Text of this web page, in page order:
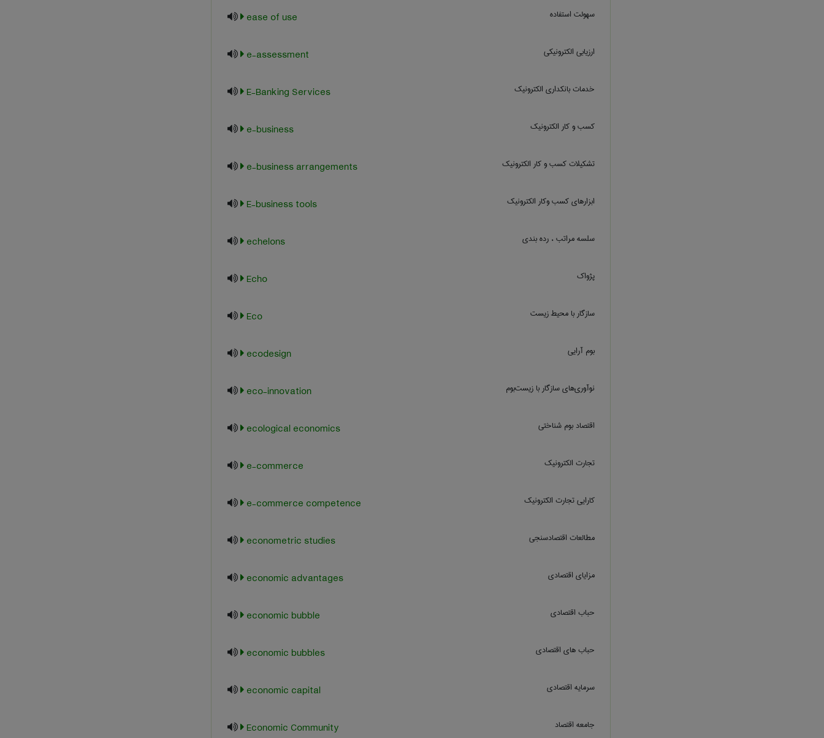
سهولت استفاده ease of use
ارزیابی الکترونیکی e-assessment
خدمات بانکداری الکترونیک E-Banking Services
کسب و کار الکترونیک e-business
تشکیلات کسب و کار الکترونیک e-business arrangements
ابزارهای کسب وکار الکترونیک E-business tools
سلسه مراتب ، رده بندی echelons
پژواک Echo
سازگار با محیط زیست Eco
بوم آرایی ecodesign
نوآوری‌های سازگار با زیست‌بوم eco-innovation
اقتصاد بوم شناختی ecological economics
تجارت الکترونيک e-commerce
کارايي تجارت الکترونيک e-commerce competence
مطالعات اقتصادسنجی econometric studies
مزایای اقتصادی economic advantages
حباب اقتصادی economic bubble
حباب های اقتصادی economic bubbles
سرمایه اقتصادی economic capital
جامعه اقتصاد Economic Community